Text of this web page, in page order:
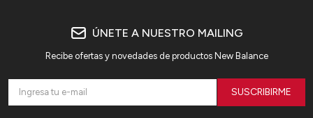
ÚNETE A NUESTRO MAILING
Recibe ofertas y novedades de productos New Balance
SUSCRIBIRME